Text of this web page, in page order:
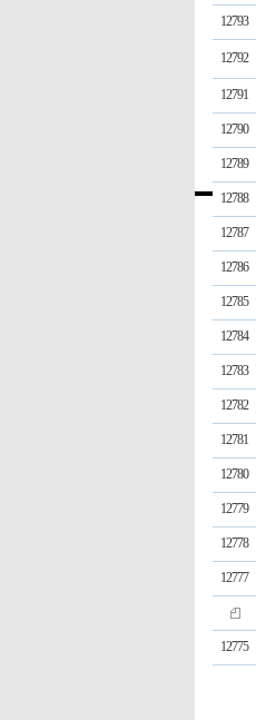
12793
12792
12791
12790
12789
12788
12787
12786
12785
12784
12783
12782
12781
12780
12779
12778
12777
12775